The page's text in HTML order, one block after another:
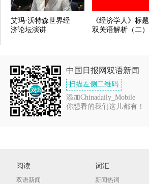
艾玛·沃特森世界经
济论坛演讲
《经济学人》标题
双关语解析（二）
中国日报网双语新闻
扫描左侧二维码
添加Chinadaily_Mobile
你想看的我们这儿都有！
阅读
双语新闻
词汇
新闻热词